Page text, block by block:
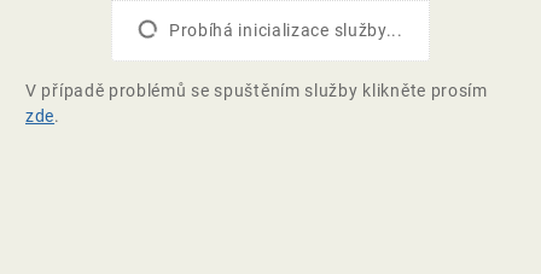
Probíhá inicializace služby...
V případě problémů se spuštěním služby klikněte prosím
zde.